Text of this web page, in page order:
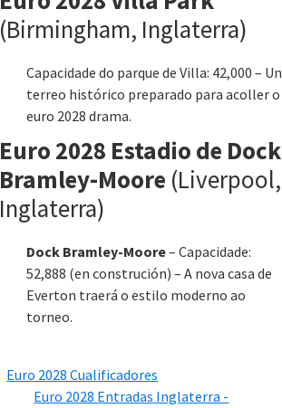
(Birmingham, Inglaterra)
Capacidade do parque de Villa: 42,000 – Un
terreo histórico preparado para acoller o
euro 2028 drama.
Euro 2028 Estadio de Dock
Bramley-Moore (Liverpool,
Inglaterra)
Dock Bramley-Moore– Capacidade:
52,888 (en construción) – A nova casa de
Everton traerá o estilo moderno ao
torneo.
Euro 2028 Cualificadores
Euro 2028 Entradas Inglaterra -